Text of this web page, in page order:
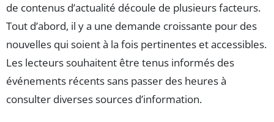
de contenus d’actualité découle de plusieurs facteurs.
Tout d’abord, il y a une demande croissante pour des
nouvelles qui soient à la fois pertinentes et accessibles.
Les lecteurs souhaitent être tenus informés des
événements récents sans passer des heures à
consulter diverses sources d’information.